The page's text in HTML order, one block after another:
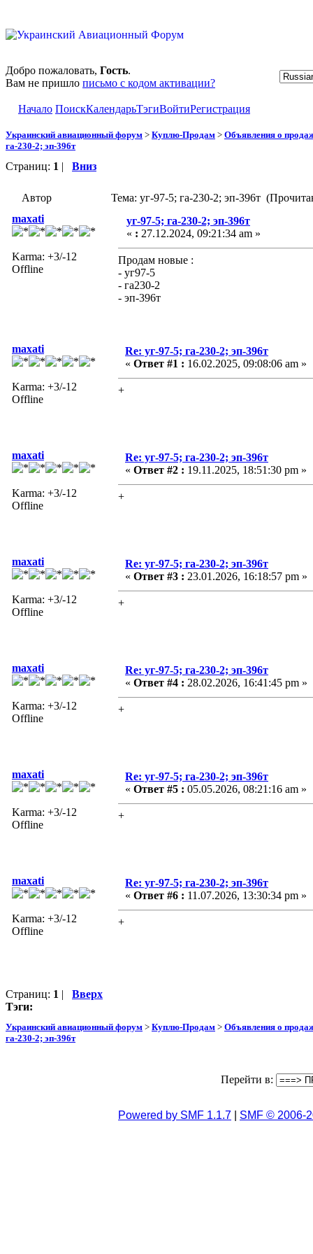
Добро пожаловать, Гость.
Вам не пришло письмо с кодом активации?
Начало ПоискКалендарьТэгиВойтиРегистрация
Украинский авиационный форум > Куплю-Продам > Объявления о
га-230-2; эп-396т
Страниц: 1 | Вниз
Автор
Тема: уг-97-5; га-230-2; эп-396т
maxati
Karma: +3/-12
Offline
уг-97-5; га-230-2; эп-396т
« : 27.12.2024, 09:21:34 am »
Продам новые :
- уг97-5
- га230-2
- эп-396т
maxati
Karma: +3/-12
Offline
Re: уг-97-5; га-230-2; эп-396т
« Ответ #1 : 16.02.2025, 09:08:06 am »
+
maxati
Karma: +3/-12
Offline
Re: уг-97-5; га-230-2; эп-396т
« Ответ #2 : 19.11.2025, 18:51:30 pm »
+
maxati
Karma: +3/-12
Offline
Re: уг-97-5; га-230-2; эп-396т
« Ответ #3 : 23.01.2026, 16:18:57 pm »
+
maxati
Karma: +3/-12
Offline
Re: уг-97-5; га-230-2; эп-396т
« Ответ #4 : 28.02.2026, 16:41:45 pm »
+
maxati
Karma: +3/-12
Offline
Re: уг-97-5; га-230-2; эп-396т
« Ответ #5 : 05.05.2026, 08:21:16 am »
+
maxati
Karma: +3/-12
Offline
Re: уг-97-5; га-230-2; эп-396т
« Ответ #6 : 11.07.2026, 13:30:34 pm »
+
Страниц: 1 | Вверх
Тэги:
Украинский авиационный форум > Куплю-Продам > Объявления о
га-230-2; эп-396т
Перейти в:
Powered by SMF 1.1.7 SMF © 2006-